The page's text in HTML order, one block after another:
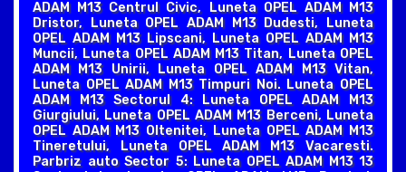
ADAM M13 Centrul Civic, Luneta OPEL ADAM M13
Dristor, Luneta OPEL ADAM M13 Dudesti, Luneta
OPEL ADAM M13 Lipscani, Luneta OPEL ADAM M13
Muncii, Luneta OPEL ADAM M13 Titan, Luneta OPEL
ADAM M13 Unirii, Luneta OPEL ADAM M13 Vitan,
Luneta OPEL ADAM M13 Timpuri Noi. Luneta OPEL
ADAM M13 Sectorul 4: Luneta OPEL ADAM M13
Giurgiului, Luneta OPEL ADAM M13 Berceni, Luneta
OPEL ADAM M13 Oltenitei, Luneta OPEL ADAM M13
Tineretului, Luneta OPEL ADAM M13 Vacaresti.
Parbriz auto Sector 5: Luneta OPEL ADAM M13 13